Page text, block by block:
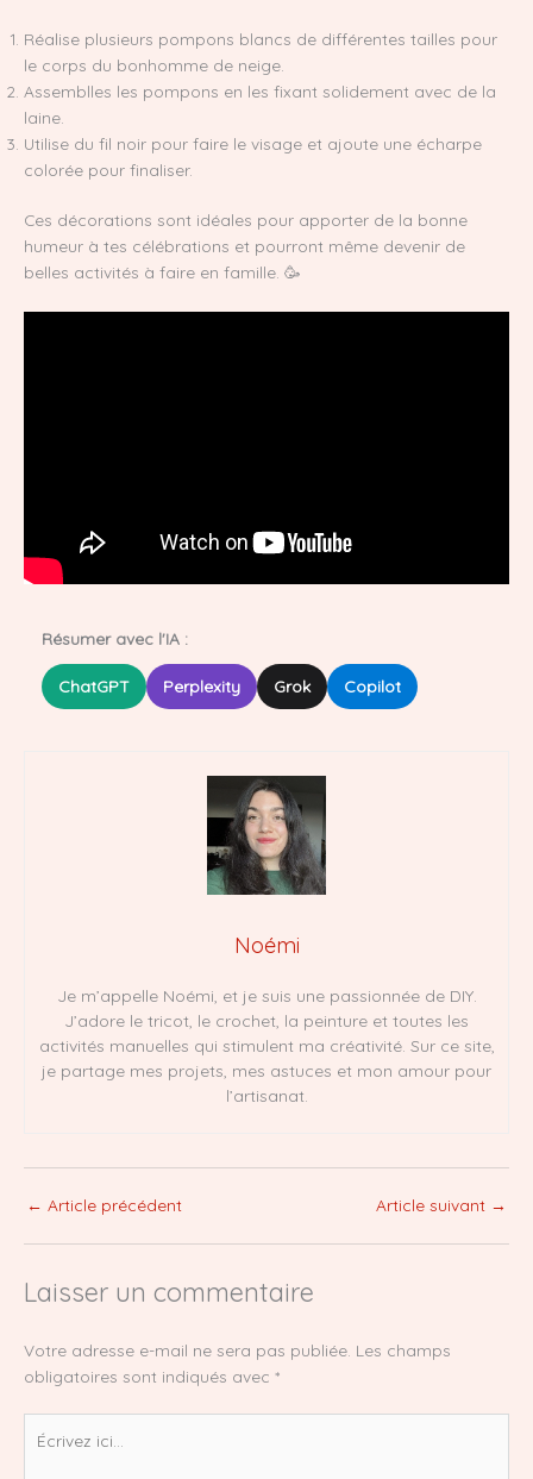
Réalise plusieurs pompons blancs de différentes tailles pour
le corps du bonhomme de neige.
Assemblles les pompons en les fixant solidement avec de la
laine.
Utilise du fil noir pour faire le visage et ajoute une écharpe
colorée pour finaliser.
Ces décorations sont idéales pour apporter de la bonne
humeur à tes célébrations et pourront même devenir de
belles activités à faire en famille. 🥳
Résumer avec l'IA :
ChatGPT Perplexity Grok Copilot
Noémi
Je m’appelle Noémi, et je suis une passionnée de DIY.
J’adore le tricot, le crochet, la peinture et toutes les
activités manuelles qui stimulent ma créativité. Sur ce site,
je partage mes projets, mes astuces et mon amour pour
l’artisanat.
← Article précédent Article suivant →
Laisser un commentaire
Votre adresse e-mail ne sera pas publiée. Les champs
obligatoires sont indiqués avec *
ici…